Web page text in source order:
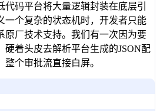
码平台将大量逻辑封装在底层引
一个复杂的状态机时，开发者只能
原厂技术支持。我们有一次因为要
硬着头皮去解析平台生成的JSON配
个审批流直接白屏。